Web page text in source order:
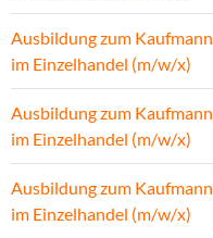
Ausbildung zum Kaufmann
im Einzelhandel (m/w/x)
Ausbildung zum Kaufmann
im Einzelhandel (m/w/x)
Ausbildung zum Kaufmann
im Einzelhandel (m/w/x)